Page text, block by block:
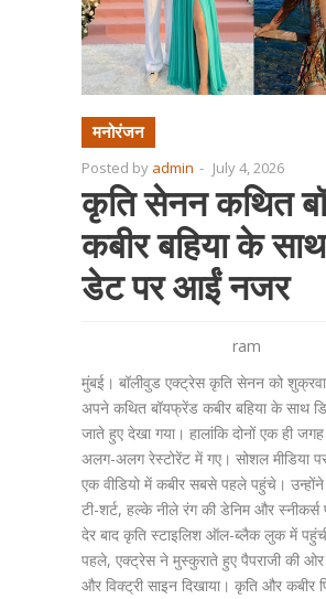
मनोरंजन
Posted by admin - July 4, 2026
कृति सेनन कथित
कबीर बहिया के
डेट पर आईं नजर
ram
मुंबई। बॉलीवुड एक्ट्रेस कृति सेनन को
अपने कथित बॉयफ्रेंड कबीर बहिया के साथ
जाते हुए देखा गया। हालांकि दोनों एक ही
अलग-अलग रेस्टोरेंट में गए। सोशल मीडिया
एक वीडियो में कबीर सबसे पहले पहुंचे।
टी-शर्ट, हल्के नीले रंग की डेनिम और
देर बाद कृति स्टाइलिश ऑल-ब्लैक लुक में
पहले, एक्ट्रेस ने मुस्कुराते हुए पैपराजी की ओर
और विक्ट्री साइन दिखाया। कृति और कबीर